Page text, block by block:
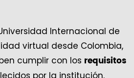
Internacional de
virtual desde Colombia,
cumplir con los requisitos
por la institución.